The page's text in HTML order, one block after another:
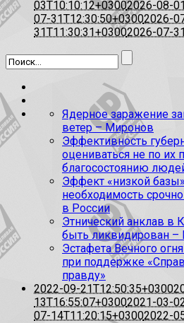
03T10:10:12+03002026-08-
07-31T12:30:50+03002026-
31T11:30:31+03002026-07-
Ядерное заражение
ветер – Миронов
Эффективность
оцениваться не по их
благосостоянию
Эффект «низкой
необходимость
в России
Этнический анклав в
быть ликвидирован
Эстафета Вечного
при поддержке
правду»
2022-09-21T12:50:35+0300
13T16:55:07+03002021-03-
07-14T11:20:15+03002022-